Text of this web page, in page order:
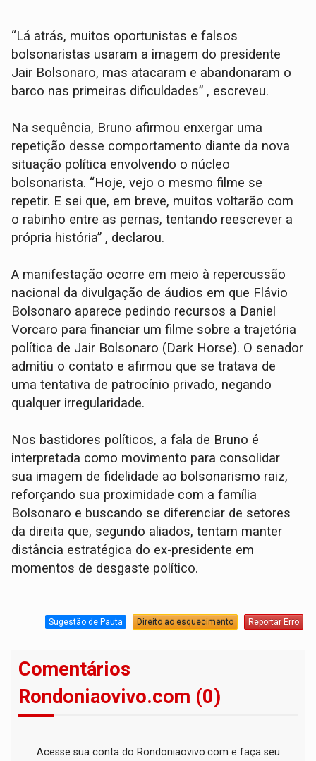
“Lá atrás, muitos oportunistas e falsos
bolsonaristas usaram a imagem do presidente
Jair Bolsonaro, mas atacaram e abandonaram o
barco nas primeiras dificuldades” , escreveu.
Na sequência, Bruno afirmou enxergar uma
repetição desse comportamento diante da nova
situação política envolvendo o núcleo
bolsonarista. “Hoje, vejo o mesmo filme se
repetir. E sei que, em breve, muitos voltarão com
o rabinho entre as pernas, tentando reescrever a
própria história” , declarou.
A manifestação ocorre em meio à repercussão
nacional da divulgação de áudios em que Flávio
Bolsonaro aparece pedindo recursos a Daniel
Vorcaro para financiar um filme sobre a trajetória
política de Jair Bolsonaro (Dark Horse). O senador
admitiu o contato e afirmou que se tratava de
uma tentativa de patrocínio privado, negando
qualquer irregularidade.
Nos bastidores políticos, a fala de Bruno é
interpretada como movimento para consolidar
sua imagem de fidelidade ao bolsonarismo raiz,
reforçando sua proximidade com a família
Bolsonaro e buscando se diferenciar de setores
da direita que, segundo aliados, tentam manter
distância estratégica do ex-presidente em
momentos de desgaste político.
Sugestão de Pauta Direito ao esquecimento Reportar Erro
Comentários
Rondoniaovivo.com (0)
Acesse sua conta do Rondoniaovivo.com e faça seu